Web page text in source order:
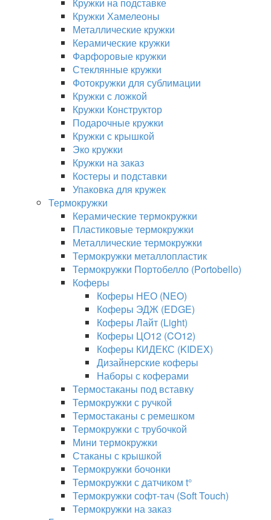
Кружки Хамелеоны
Металлические кружки
Керамические кружки
Фарфоровые кружки
Стеклянные кружки
Фотокружки для сублимации
Кружки с ложкой
Кружки Конструктор
Подарочные кружки
Кружки с крышкой
Эко кружки
Кружки на заказ
Костеры и подставки
Упаковка для кружек
Термокружки
Керамические термокружки
Пластиковые термокружки
Металлические термокружки
Термокружки металлопластик
Термокружки Портобелло (Portobello)
Коферы
Коферы НЕО (NEO)
Коферы ЭДЖ (EDGE)
Коферы Лайт (Light)
Коферы ЦО12 (CO12)
Коферы КИДЕКС (KIDEX)
Дизайнерские коферы
Наборы с коферами
Термостаканы под вставку
Термокружки с ручкой
Термостаканы с ремешком
Термокружки с трубочкой
Мини термокружки
Стаканы с крышкой
Термокружки бочонки
Термокружки с датчиком t°
Термокружки софт-тач (Soft Touch)
Термокружки на заказ